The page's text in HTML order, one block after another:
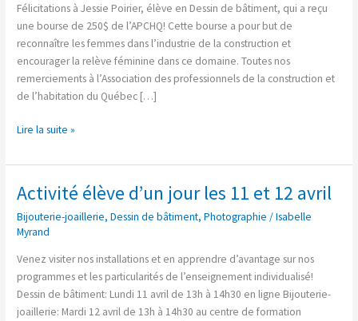
Félicitations à Jessie Poirier, élève en Dessin de bâtiment, qui a reçu
une bourse de 250$ de l’APCHQ! Cette bourse a pour but de
reconnaître les femmes dans l’industrie de la construction et
encourager la relève féminine dans ce domaine. Toutes nos
remerciements à l’Association des professionnels de la construction et
de l’habitation du Québec […]
Lire la suite »
Activité élève d’un jour les 11 et 12 avril
Bijouterie-joaillerie,Dessin de bâtiment,Photographie /Isabelle
Myrand
Venez visiter nos installations et en apprendre d’avantage sur nos
programmes et les particularités de l’enseignement individualisé!
Dessin de bâtiment: Lundi 11 avril de 13h à 14h30 en ligne Bijouterie-
joaillerie: Mardi 12 avril de 13h à 14h30 au centre de formation
Activité
d’un
jour
les
11
et
12